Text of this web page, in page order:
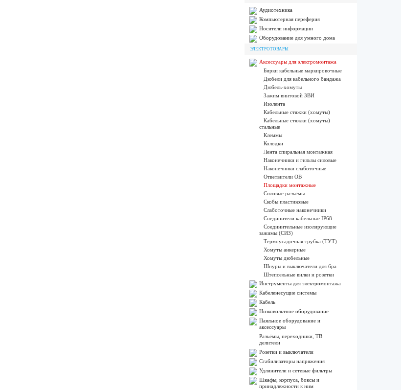
Аудиотехника
Компьютерная переферия
Носители информации
Оборудование для умного дома
ЭЛЕКТРОТОВАРЫ
Аксессуары для электромонтажа
Бирки кабельные маркировочные
Дюбели для кабельного бандажа
Дюбель-хомуты
Зажим винтовой ЗВИ
Изолента
Кабельные стяжки (хомуты)
Кабельные стяжки (хомуты)
стальные
Клеммы
Колодки
Лента спиральная монтажная
Наконечники и гильзы силовые
Наконечники слаботочные
Ответвители ОВ
Площадки монтажные
Силовые разъёмы
Скобы пластиковые
Слаботочные наконечники
Соединители кабельные IP68
Соединительные изолирующие
зажимы (СИЗ)
Термоусадочная трубка (ТУТ)
Хомуты анкерные
Хомуты дюбельные
Шнуры и выключатели для бра
Штепсельные вилки и розетки
Инструменты для электромонтажа
Кабеленесущие системы
Кабель
Низковольтное оборудование
Паяльное оборудование и
аксессуары
Разъёмы, переходники, ТВ
делители
Розетки и выключатели
Стабилизаторы напряжения
Удлинители и сетевые фильтры
Шкафы, корпуса, боксы и
принадлежности к ним